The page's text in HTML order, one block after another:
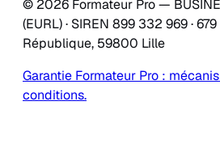
© 2026 Formateur Pro —
(EURL) · SIREN 899 332 969 ·
République, 59800 Lille
Garantie Formateur Pro :
conditions.